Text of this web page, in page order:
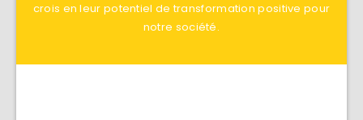
crois en leur potentiel de transformation positive pour
notre société.